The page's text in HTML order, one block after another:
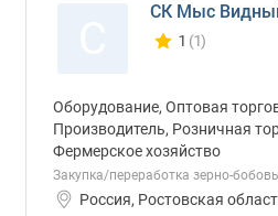
СК Мыс
Количество
1 (1)
Оборудование, Оптовая
Производитель, Розничная
Фермерское хозяйство
Закупка/переработка зерно-
Россия, Ростовская